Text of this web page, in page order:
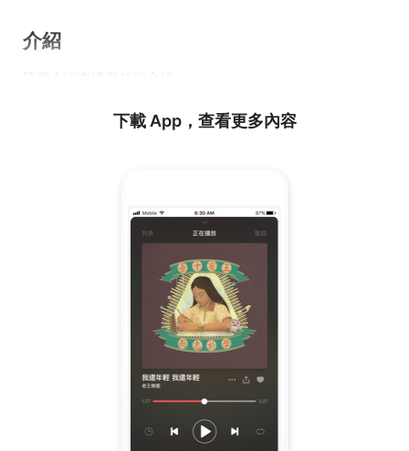
介紹
下載 App，查看更多內容